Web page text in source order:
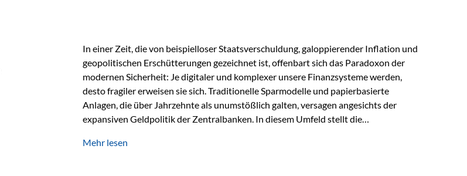
In einer Zeit, die von beispielloser Staatsverschuldung, galoppierender Inflation und
geopolitischen Erschütterungen gezeichnet ist, offenbart sich das Paradoxon der
modernen Sicherheit: Je digitaler und komplexer unsere Finanzsysteme werden,
desto fragiler erweisen sie sich. Traditionelle Sparmodelle und papierbasierte
Anlagen, die über Jahrzehnte als unumstößlich galten, versagen angesichts der
expansiven Geldpolitik der Zentralbanken. In diesem Umfeld stellt die
die modernste und strategisch klügste Antwort auf globale Instabilität. Physische
Mehr lesen